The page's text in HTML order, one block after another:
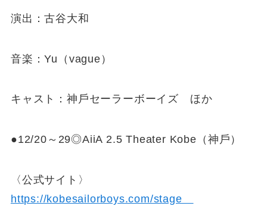
演出：古谷大和
音楽：Yu（vague）
キャスト：神⼾セーラーボーイズ ほか
●12/20～29◎AiiA 2.5 Theater Kobe（神⼾）
〈公式サイト〉
https://kobesailorboys.com/stage